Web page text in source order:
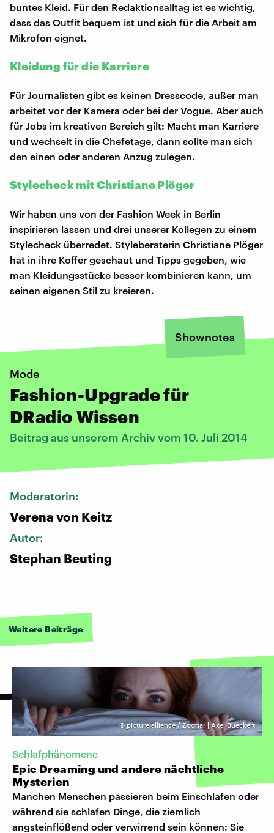
buntes Kleid. Für den Redaktionsalltag ist es wichtig,
dass das Outfit bequem ist und sich für die Arbeit am
Mikrofon eignet.
Kleidung für die Karriere
Für Journalisten gibt es keinen Dresscode, außer man
arbeitet vor der Kamera oder bei der Vogue. Aber auch
für Jobs im kreativen Bereich gilt: Macht man Karriere
und wechselt in die Chefetage, dann sollte man sich
den einen oder anderen Anzug zulegen.
Stylecheck mit Christiane Plöger
Wir haben uns von der Fashion Week in Berlin
inspirieren lassen und drei unserer Kollegen zu einem
Stylecheck überredet. Styleberaterin Christiane Plöger
hat in ihre Koffer geschaut und Tipps gegeben, wie
man Kleidungsstücke besser kombinieren kann, um
seinen eigenen Stil zu kreieren.
Shownotes
Mode
Fashion-Upgrade für
DRadio Wissen
Beitrag aus unserem Archiv vom 10. Juli 2014
Moderatorin:
Verena von Keitz
Autor:
Stephan Beuting
Weitere Beiträge
©picture alliance / Zoonar | Axel Bueckert
Schlafphänomene
Epic Dreaming und andere nächtliche
Mysterien
Manchen Menschen passieren beim Einschlafen oder
während sie schlafen Dinge, die ziemlich
angsteinflößend oder verwirrend sein können: Sie